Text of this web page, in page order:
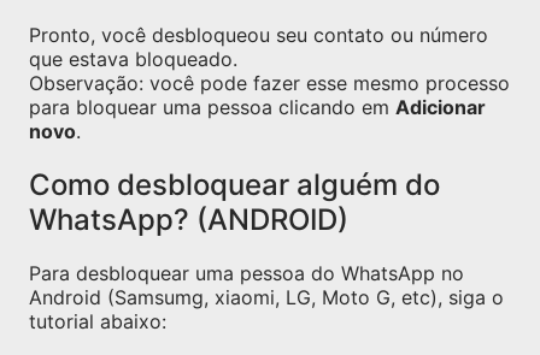
Pronto, você desbloqueou seu contato ou número
que estava bloqueado.
Observação: você pode fazer esse mesmo processo
para bloquear uma pessoa clicando em Adicionar
novo.
Como desbloquear alguém do
WhatsApp? (ANDROID)
Para desbloquear uma pessoa do WhatsApp no
Android (Samsumg, xiaomi, LG, Moto G, etc), siga o
tutorial abaixo: